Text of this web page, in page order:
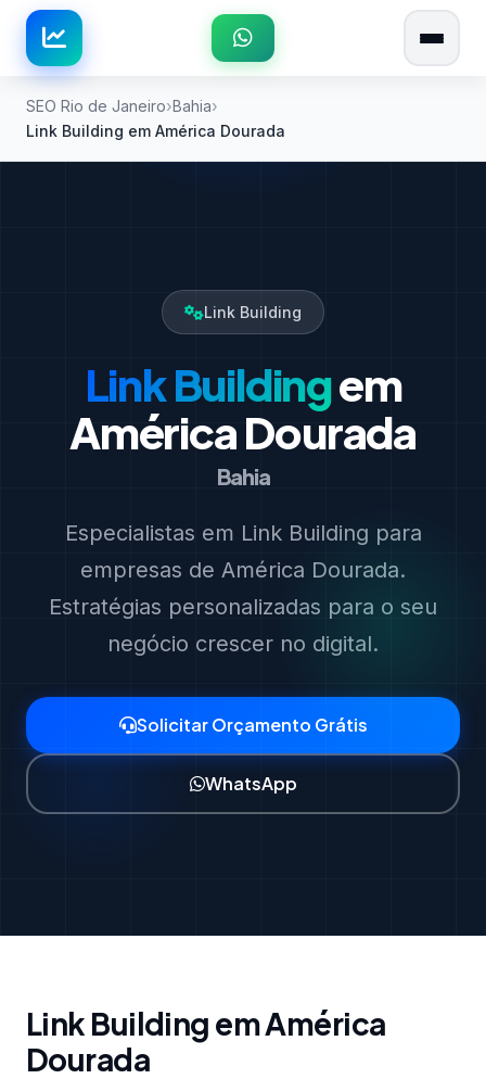
SEO Rio de Janeiro Bahia
Link Building em América Dourada
Link Building
Link Buildingem
América Dourada
Bahia
Especialistas em Link Building para
empresas de América Dourada.
Estratégias personalizadas para o seu
negócio crescer no digital.
Solicitar Orçamento Grátis
WhatsApp
Link Building em América
Dourada